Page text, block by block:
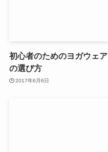
初心者のためのヨガウェア
の選び方
2017年6月6日